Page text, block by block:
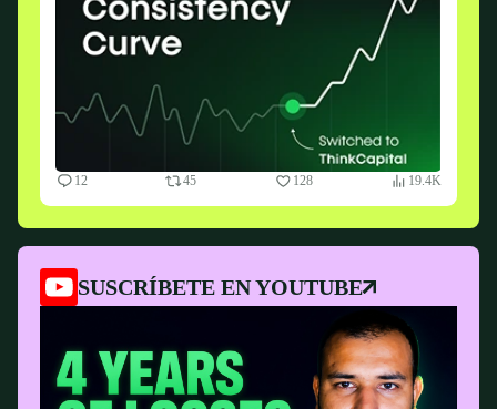
12 45 128 19.4K
SUSCRÍBETE EN YOUTUBE